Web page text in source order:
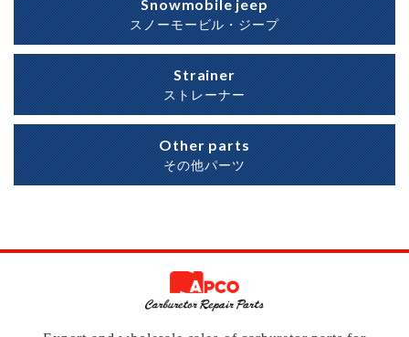
Snowmobile jeep
スノーモービル・ジープ
Strainer
ストレーナー
Other parts
その他パーツ